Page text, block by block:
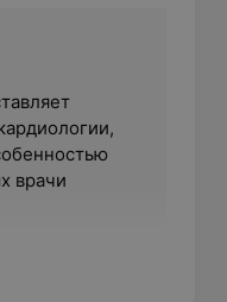
врачи